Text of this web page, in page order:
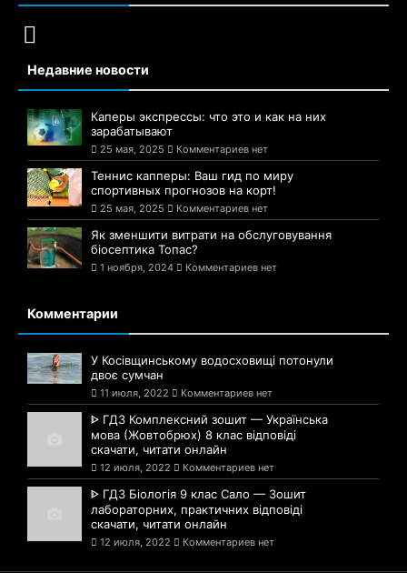
Недавние новости
Каперы экспрессы: что это и как на них
зарабатывают
25 мая, 2025 Комментариев нет
Теннис капперы: Ваш гид по миру
спортивных прогнозов на корт!
25 мая, 2025 Комментариев нет
Як зменшити витрати на обслуговування
біосептика Топас?
1 ноября, 2024 Комментариев нет
Комментарии
У Косівщинському водосховищі потонули
двоє сумчан
11 июля, 2022 Комментариев нет
ᐈ ГДЗ Комплексний зошит — Українська
мова (Жовтобрюх) 8 клас відповіді
скачати, читати онлайн
12 июля, 2022 Комментариев нет
ᐈ ГДЗ Біологія 9 клас Сало — Зошит
лабораторних, практичних відповіді
скачати, читати онлайн
12 июля, 2022 Комментариев нет